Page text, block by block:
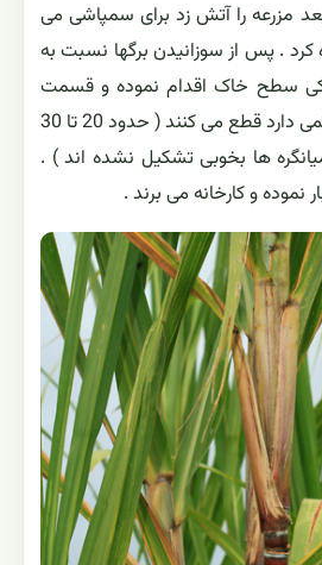
و 5 تا 9 روز بعد مزرعه را آتش زد برای سمپاشی می
کرد . پس از سوزانیدن برگها نسبت به
سطح خاک اقدام نموده و قسمت
فوقانی ساقه را که قند کمی دارد قطع می کنند ( حدود 20 تا 30
ها بخوبی تشکیل نشده اند ) .
نموده و کارخانه می برند .